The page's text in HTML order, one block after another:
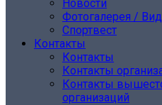
Новости
Фотогалерея /
Спортвест
Контакты
Контакты
Контакты
Контакты
организаций